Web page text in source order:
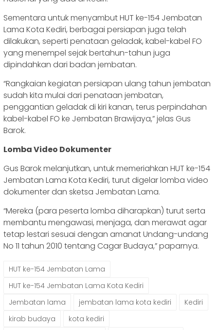
Sementara untuk menyambut HUT ke-154 Jembatan
Lama Kota Kediri, berbagai persiapan juga telah
dilakukan, seperti penataan geladak, kabel-kabel FO
yang menempel sejak bertahun-tahun juga
dipindahkan dari badan jembatan.
“Rangkaian kegiatan persiapan ulang tahun jembatan
sudah kita mulai dari penataan jembatan,
penggantian geladak di kiri kanan, terus perpindahan
kabel-kabel FO ke Jembatan Brawijaya,” jelas Gus
Barok.
Lomba Video Dokumenter
Gus Barok melanjutkan, untuk memeriahkan HUT ke-154
Jembatan Lama Kota Kediri, turut digelar lomba video
dokumenter dan sketsa Jembatan Lama.
“Mereka (para peserta lomba diharapkan) turut serta
membantu mengawasi, menjaga, dan merawat agar
tetap lestari sesuai dengan amanat Undang-undang
No 11 tahun 2010 tentang Cagar Budaya,” paparnya.
HUT ke-154 Jembatan Lama
HUT ke-154 Jembatan Lama Kota Kediri
Jembatan lama
jembatan lama kota kediri
Kediri
kirab budaya
kota kediri